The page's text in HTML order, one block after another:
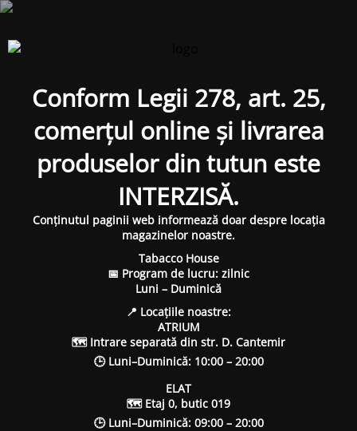
Conform Legii 278, art. 25,
comerțul online și livrarea
produselor din tutun este
INTERZISĂ.
Conținutul paginii web informează doar despre locația
magazinelor noastre.
Tabacco House
📅 Program de lucru: zilnic
Luni – Duminică
📍 Locațiile noastre:
ATRIUM
🗺 Intrare separată din str. D. Cantemir
🕒 Luni–Duminică: 10:00 – 20:00
ELAT
🗺 Etaj 0, butic 019
🕒 Luni–Duminică: 09:00 – 20:00